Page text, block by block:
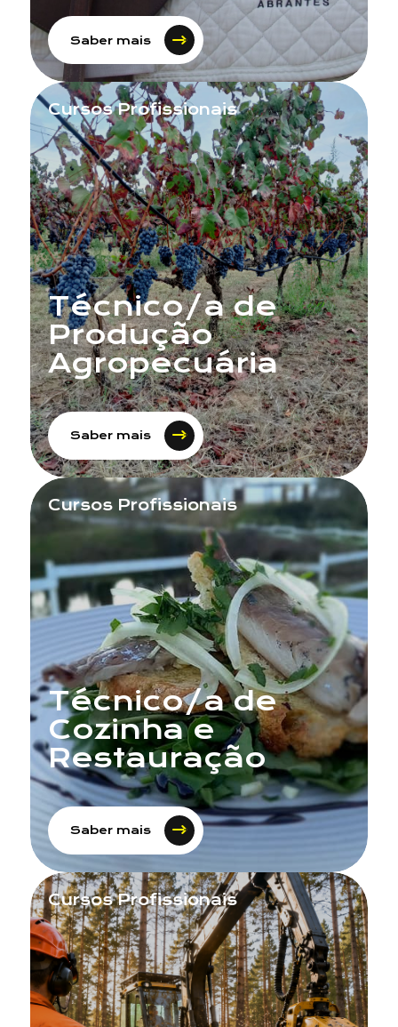
Contacto
Assunto
Saber mais
Cursos Profissionais
Técnico/a de
Produção
Agropecuária
Saber mais
Cursos Profissionais
Técnico/a de
Cozinha e
Restauração
Saber mais
Cursos Profissionais